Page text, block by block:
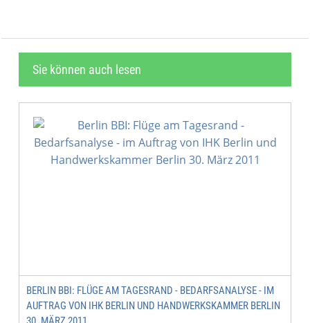
Sie können auch lesen
BERLIN BBI: FLÜGE AM TAGESRAND - BEDARFSANALYSE - IM
AUFTRAG VON IHK BERLIN UND HANDWERKSKAMMER BERLIN